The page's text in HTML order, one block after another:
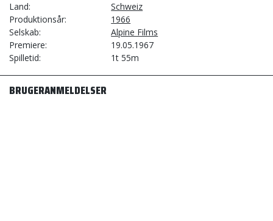
Land
Schweiz
Produktionsår
1966
Selskab
Alpine Films
Premiere
19.05.1967
Spilletid
1t 55m
BRUGERANMELDELSER